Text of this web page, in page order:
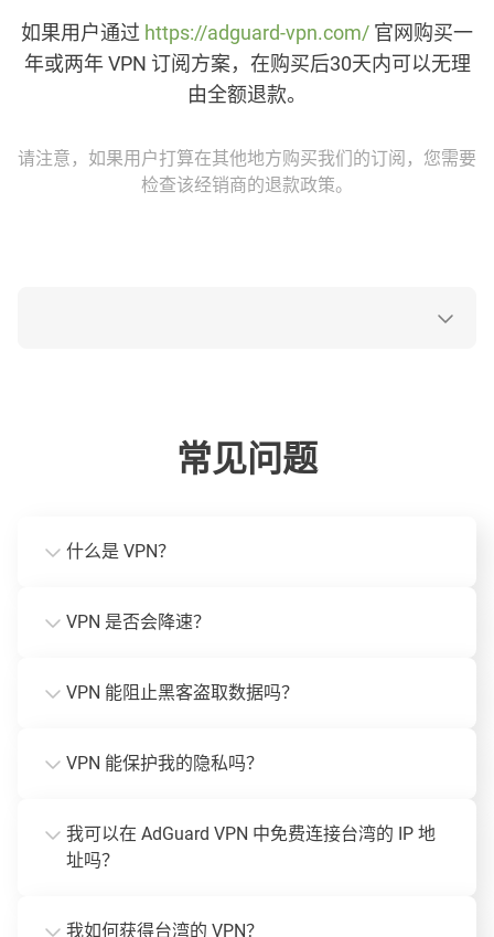
如果用户通过 https://adguard-vpn.com/ 官网购买一
年或两年 VPN 订阅方案，在购买后30天内可以无理
由全额退款。
请注意，如果用户打算在其他地方购买我们的订阅，您需要
检查该经销商的退款政策。
常见问题
什么是 VPN？
VPN 是否会降速？
VPN 能阻止黑客盗取数据吗？
VPN 能保护我的隐私吗？
我可以在 AdGuard VPN 中免费连接台湾的 IP 地
址吗？
我如何获得台湾的 VPN？